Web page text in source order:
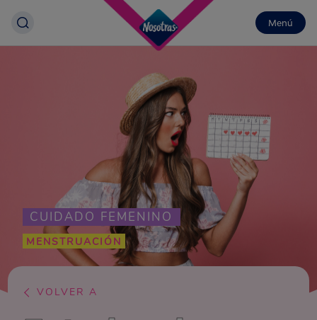
Menú
CUIDADO FEMENINO
MENSTRUACIÓN
VOLVER A